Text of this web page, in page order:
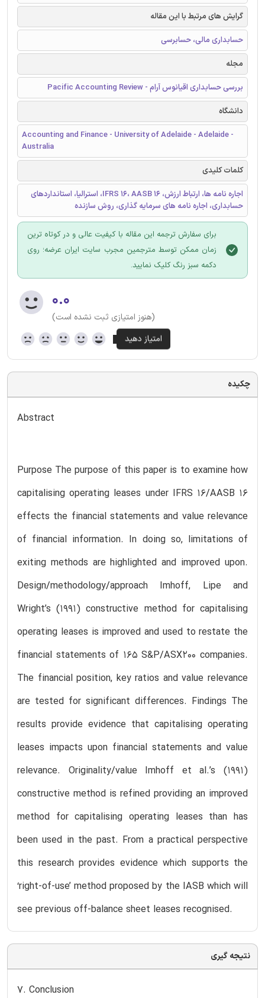
گرایش های مرتبط با این مقاله
حسابداری مالی، حسابرسی
مجله
بررسی حسابداری اقیانوس آرام - Pacific Accounting Review
دانشگاه
Accounting and Finance - University of Adelaide - Adelaide -
Australia
کلمات کلیدی
اجاره نامه ها، ارتباط ارزش، IFRS 16، AASB 16، استرالیا، استانداردهای
حسابداری، اجاره نامه های سرمایه گذاری، روش سازنده
برای سفارش ترجمه این مقاله با کیفیت عالی و در کوتاه ترین
زمان ممکن توسط مترجمین مجرب سایت ایران عرضه؛ روی
دکمه سبز رنگ کلیک نمایید.
۰.۰
(هنوز امتیازی ثبت نشده است)
چکیده
Abstract
Purpose The purpose of this paper is to examine how
capitalising operating leases under IFRS 16/AASB 16
effects the financial statements and value relevance
of financial information. In doing so, limitations of
exiting methods are highlighted and improved upon.
Design/methodology/approach Imhoff, Lipe and
Wright’s (1991) constructive method for capitalising
operating leases is improved and used to restate the
financial statements of 165 S&P/ASX200 companies.
The financial position, key ratios and value relevance
are tested for significant differences. Findings The
results provide evidence that capitalising operating
leases impacts upon financial statements and value
relevance. Originality/value Imhoff et al.’s (1991)
constructive method is refined providing an improved
method for capitalising operating leases than has
been used in the past. From a practical perspective
this research provides evidence which supports the
‘right-of-use’ method proposed by the IASB which will
see previous off-balance sheet leases recognised.
نتیجه گیری
7. Conclusion